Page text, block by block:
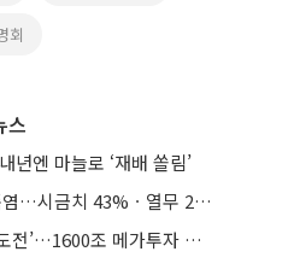
회
스
엔 마늘로 ‘재배 쏠림’
생산부터 밥상까지 덮친 폭염…시금치 43%ㆍ열무 28% 급등
용인·호남 반도체 산단 ‘속도전’…1600조 메가투자 이행 총력